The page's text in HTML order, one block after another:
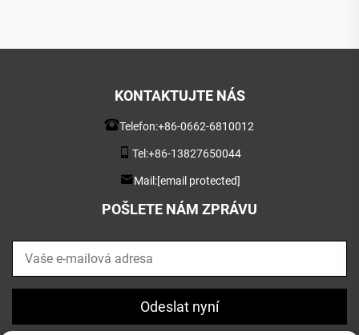
KONTAKTUJTE NÁS
Telefon:+86-0662-6810012
Tel:+86-13827650044
Mail:[email protected]
POŠLETE NÁM ZPRÁVU
Odeslat nyní